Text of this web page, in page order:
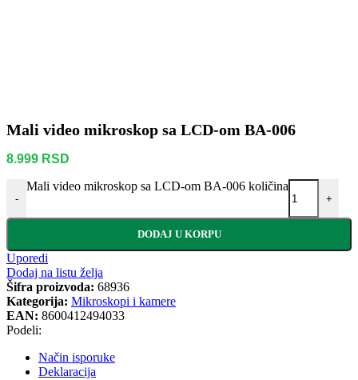
Mali video mikroskop sa LCD-om BA-006
8.999 RSD
-
Mali video mikroskop sa LCD-om BA-006 količina
+
DODAJ U KORPU
Uporedi
Dodaj na listu želja
Šifra proizvoda: 68936
Kategorija: Mikroskopi i kamere
EAN: 8600412494033
Podeli:
Način isporuke
Deklaracija